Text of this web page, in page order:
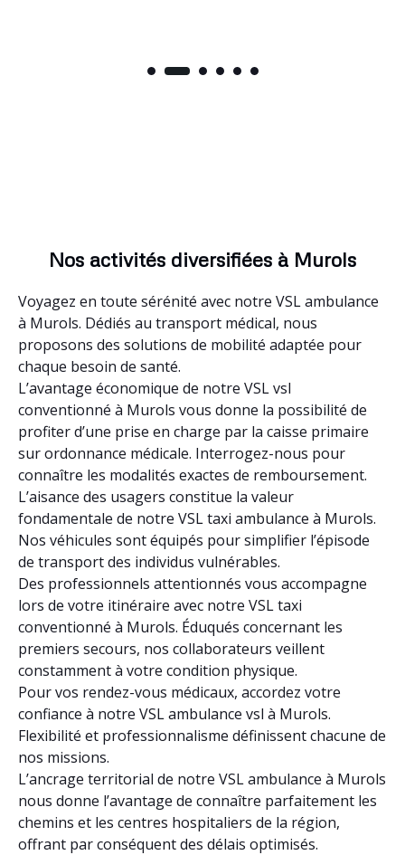
Nos activités diversifiées à Murols
Voyagez en toute sérénité avec notre VSL ambulance
à Murols. Dédiés au transport médical, nous
proposons des solutions de mobilité adaptée pour
chaque besoin de santé.
L’avantage économique de notre VSL vsl
conventionné à Murols vous donne la possibilité de
profiter d’une prise en charge par la caisse primaire
sur ordonnance médicale. Interrogez-nous pour
connaître les modalités exactes de remboursement.
L’aisance des usagers constitue la valeur
fondamentale de notre VSL taxi ambulance à Murols.
Nos véhicules sont équipés pour simplifier l’épisode
de transport des individus vulnérables.
Des professionnels attentionnés vous accompagne
lors de votre itinéraire avec notre VSL taxi
conventionné à Murols. Éduqués concernant les
premiers secours, nos collaborateurs veillent
constamment à votre condition physique.
Pour vos rendez-vous médicaux, accordez votre
confiance à notre VSL ambulance vsl à Murols.
Flexibilité et professionnalisme définissent chacune de
nos missions.
L’ancrage territorial de notre VSL ambulance à Murols
nous donne l’avantage de connaître parfaitement les
chemins et les centres hospitaliers de la région,
offrant par conséquent des délais optimisés.